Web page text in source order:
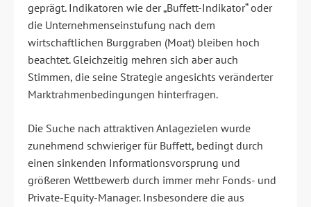
geprägt. Indikatoren wie der „Buffett-Indikator“ oder
die Unternehmenseinstufung nach dem
wirtschaftlichen Burggraben (Moat) bleiben hoch
beachtet. Gleichzeitig mehren sich aber auch
Stimmen, die seine Strategie angesichts veränderter
Marktrahmenbedingungen hinterfragen.
Die Suche nach attraktiven Anlagezielen wurde
zunehmend schwieriger für Buffett, bedingt durch
einen sinkenden Informationsvorsprung und
größeren Wettbewerb durch immer mehr Fonds- und
Private-Equity-Manager. Insbesondere die aus